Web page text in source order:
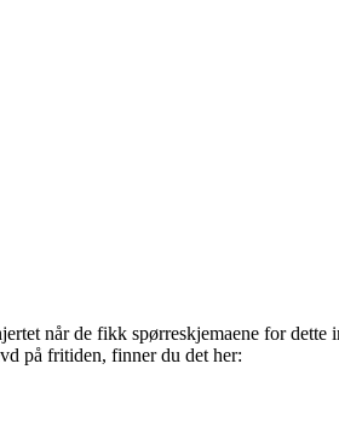
når de fikk spørreskjemaene for
på fritiden, finner du det her: